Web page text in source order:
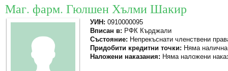
Маг. фарм. Гюлшен Хълми Шакир
УИН: 0910000095
Вписан в: РФК Кърджали
Състояние: Непрекъснати членствени
Придобити кредитни точки: Няма
Наложени наказания: Няма наложени